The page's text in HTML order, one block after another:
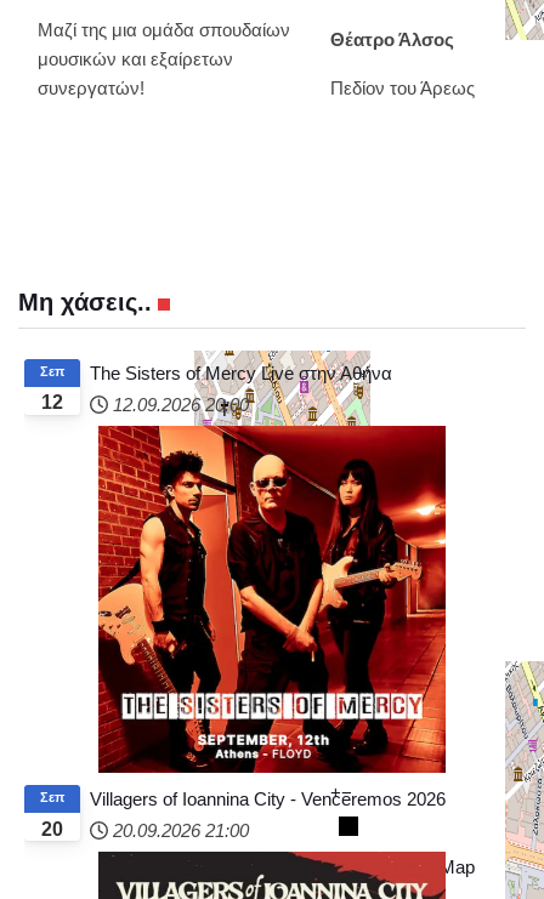
Μαζί της μια ομάδα σπουδαίων
μουσικών και εξαίρετων
συνεργατών!
+−
© OpenStreetMap
Θέατρο Άλσος
Πεδίον του Άρεως
Μη χάσεις..
12
Σεπ
The Sisters of Mercy Live στην Αθήνα
12.09.2026 20:00
20
Σεπ
Villagers of Ioannina City - Venceremos 2026
20.09.2026 21:00